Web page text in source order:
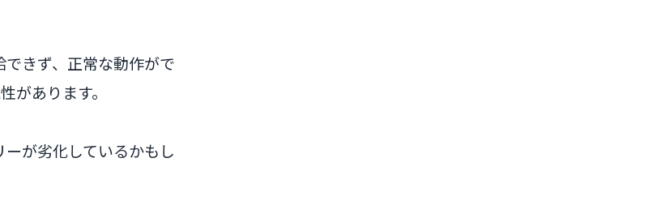
きず、正常な動作がで
があります。
が劣化しているかもし